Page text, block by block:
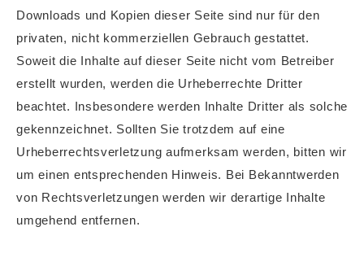
Downloads und Kopien dieser Seite sind nur für den
privaten, nicht kommerziellen Gebrauch gestattet.
Soweit die Inhalte auf dieser Seite nicht vom Betreiber
erstellt wurden, werden die Urheberrechte Dritter
beachtet. Insbesondere werden Inhalte Dritter als solche
gekennzeichnet. Sollten Sie trotzdem auf eine
Urheberrechtsverletzung aufmerksam werden, bitten wir
um einen entsprechenden Hinweis. Bei Bekanntwerden
von Rechtsverletzungen werden wir derartige Inhalte
umgehend entfernen.